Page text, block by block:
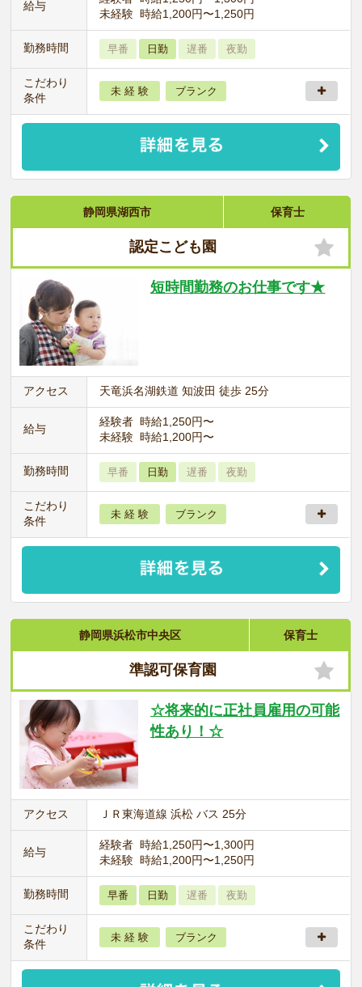
給与
未経験 時給1,200円〜1,250円
勤務時間 早番 日勤 遅番 夜勤
こだわり
条件
未 経 験 ブランク
静岡県湖西市 保育士
認定こども園
短時間勤務のお仕事です★
アクセス 天竜浜名湖鉄道 知波田 徒歩 25分
給与
経験者 時給1,250円〜
未経験 時給1,200円〜
勤務時間 早番 日勤 遅番 夜勤
こだわり
条件
未 経 験 ブランク
静岡県浜松市中央区 保育士
準認可保育園
☆将来的に正社員雇用の可能
性あり！☆
アクセス ＪＲ東海道線 浜松 バス 25分
給与
経験者 時給1,250円〜1,300円
未経験 時給1,200円〜1,250円
勤務時間 早番 日勤 遅番 夜勤
こだわり
条件
未 経 験 ブランク